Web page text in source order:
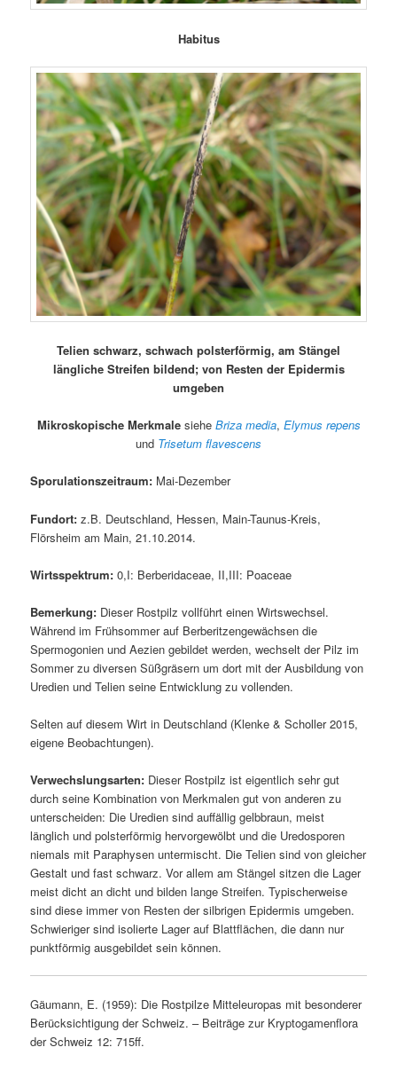
Habitus
Telien schwarz, schwach polsterförmig, am Stängel
längliche Streifen bildend; von Resten der Epidermis
umgeben
Mikroskopische Merkmale siehe Briza media, Elymus repens
und Trisetum flavescens
Sporulationszeitraum: Mai-Dezember
Fundort: z.B. Deutschland, Hessen, Main-Taunus-Kreis,
Flörsheim am Main, 21.10.2014.
Wirtsspektrum:0,I: Berberidaceae, II,III: Poaceae
Bemerkung: Dieser Rostpilz vollführt einen Wirtswechsel.
Während im Frühsommer auf Berberitzengewächsen die
Spermogonien und Aezien gebildet werden, wechselt der Pilz im
Sommer zu diversen Süßgräsern um dort mit der Ausbildung von
Uredien und Telien seine Entwicklung zu vollenden.
Selten auf diesem Wirt in Deutschland (Klenke & Scholler 2015,
eigene Beobachtungen).
Verwechslungsarten: Dieser Rostpilz ist eigentlich sehr gut
durch seine Kombination von Merkmalen gut von anderen zu
unterscheiden: Die Uredien sind auffällig gelbbraun, meist
länglich und polsterförmig hervorgewölbt und die Uredosporen
niemals mit Paraphysen untermischt. Die Telien sind von gleicher
Gestalt und fast schwarz. Vor allem am Stängel sitzen die Lager
meist dicht an dicht und bilden lange Streifen. Typischerweise
sind diese immer von Resten der silbrigen Epidermis umgeben.
Schwieriger sind isolierte Lager auf Blattflächen, die dann nur
punktförmig ausgebildet sein können.
Gäumann, E. (1959): Die Rostpilze Mitteleuropas mit besonderer
Berücksichtigung der Schweiz. – Beiträge zur Kryptogamenflora
der Schweiz 12: 715ff.